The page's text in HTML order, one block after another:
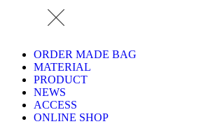
ORDER MADE BAG
MATERIAL
PRODUCT
NEWS
ACCESS
ONLINE SHOP